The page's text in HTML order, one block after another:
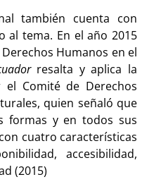
también cuenta con
al tema. En el año 2015
Humanos en el
resalta y aplica la
el Comité de Derechos
quien señaló que
formas y en todos sus
cuatro características
accesibilidad,
(2015)